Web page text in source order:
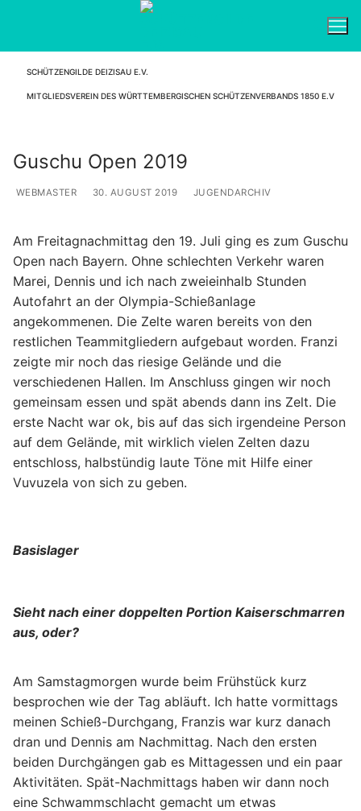
springen
Suchen nach:
SCHÜTZENGILDE DEIZISAU E.V.
MITGLIEDSVEREIN DES WÜRTTEMBERGISCHEN SCHÜTZENVERBANDS 1850 E.V
Guschu Open 2019
WEBMASTER 30. AUGUST 2019 JUGENDARCHIV
Am Freitagnachmittag den 19. Juli ging es zum Guschu
Open nach Bayern. Ohne schlechten Verkehr waren
Marei, Dennis und ich nach zweieinhalb Stunden
Autofahrt an der Olympia-Schießanlage
angekommenen. Die Zelte waren bereits von den
restlichen Teammitgliedern aufgebaut worden. Franzi
zeigte mir noch das riesige Gelände und die
verschiedenen Hallen. Im Anschluss gingen wir noch
gemeinsam essen und spät abends dann ins Zelt. Die
erste Nacht war ok, bis auf das sich irgendeine Person
auf dem Gelände, mit wirklich vielen Zelten dazu
entschloss, halbstündig laute Töne mit Hilfe einer
Vuvuzela von sich zu geben.
Basislager
Sieht nach einer doppelten Portion Kaiserschmarren
aus, oder?
Am Samstagmorgen wurde beim Frühstück kurz
besprochen wie der Tag abläuft. Ich hatte vormittags
meinen Schieß-Durchgang, Franzis war kurz danach
dran und Dennis am Nachmittag. Nach den ersten
beiden Durchgängen gab es Mittagessen und ein paar
Aktivitäten. Spät-Nachmittags haben wir dann noch
eine Schwammschlacht gemacht um etwas